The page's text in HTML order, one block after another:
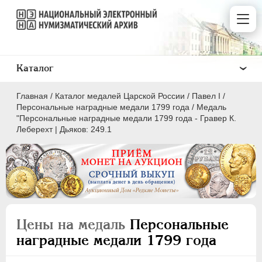
Главная / Каталог медалей Царской России / Павел I /
Персональные наградные медали 1799 года / Медаль
"Персональные наградные медали 1799 года - Гравер К.
Леберехт | Дьяков: 249.1
Цены на медаль Персональные
наградные медали 1799 года
Каталог
ВСЕ
ПEТР I 1699-1725
ПЕТР II
АННА ИОАННОВНА 1730-1740
ИОАНН АНТОНОВИЧ